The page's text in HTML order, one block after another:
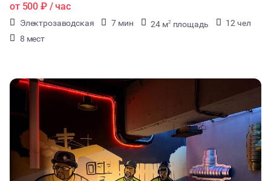
от 500 ₽/ час
Электрозаводская 7 мин 24 м2 площадь
12 чел
8 мест